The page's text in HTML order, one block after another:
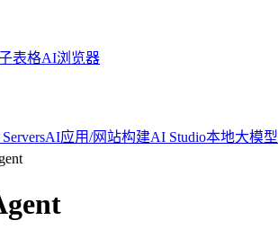
表格AI浏览器
AI应用/网站构建AI Studio本地大模型